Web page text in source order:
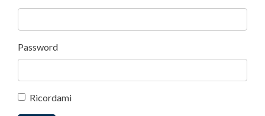
Password
Ricordami